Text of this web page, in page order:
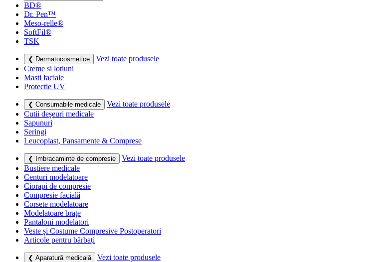
BD®
Dr. Pen™
Meso-relle®
SoftFil®
TSK
❮ Dermatocosmetice
Vezi toate produsele
Creme si lotiuni
Masti faciale
Protectie UV
❮ Consumabile medicale
Vezi toate produsele
Cutii deșeuri medicale
Sapunuri
Seringi
Leucoplast, Pansamente & Comprese
❮ Imbracaminte de compresie
Vezi toate produsele
Bustiere medicale
Centuri modelatoare
Ciorapi de compresie
Compresie facială
Corsete modelatoare
Modelatoare brațe
Pantaloni modelatori
Veste și Costume Compresive Postoperatori
Articole pentru bărbați
❮ Aparatură medicală
Vezi toate produsele